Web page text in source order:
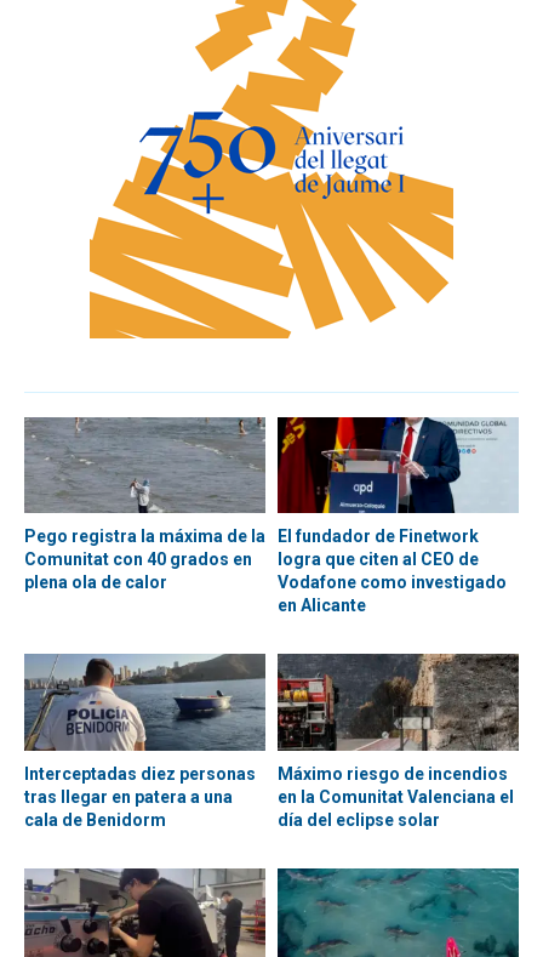
Pego registra la máxima de la
Comunitat con 40 grados en
plena ola de calor
El fundador de Finetwork
logra que citen al CEO de
Vodafone como investigado
en Alicante
Interceptadas diez personas
tras llegar en patera a una
cala de Benidorm
Máximo riesgo de incendios
en la Comunitat Valenciana el
día del eclipse solar